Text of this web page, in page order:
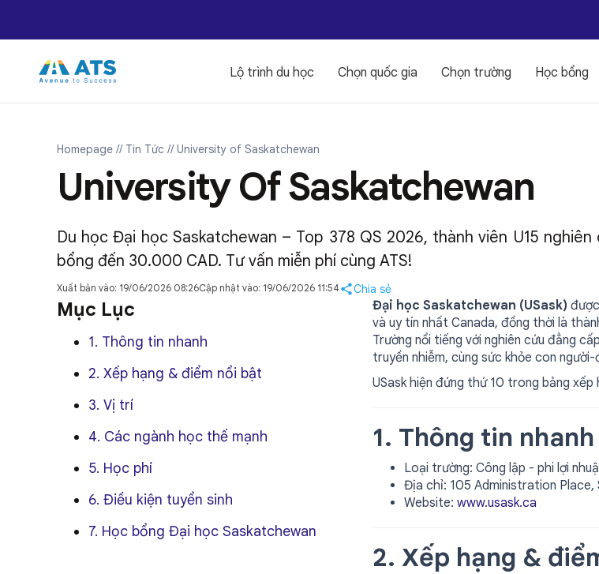
Lộ trình du học Chọn quốc gia Chọn trường Học bổng
Homepage // Tin Tức // University of Saskatchewan
University Of Saskatchewan
Du học Đại học Saskatchewan – Top 378 QS 2026, thành viên U15
bổng đến 30.000 CAD. Tư vấn miễn phí cùng ATS!
Xuất bản vào: 19/06/2026 08:26Cập nhật vào: 19/06/2026 11:54 Chia sẻ
Mục Lục
1. Thông tin nhanh
2. Xếp hạng & điểm nổi bật
3. Vị trí
4. Các ngành học thế mạnh
5. Học phí
6. Điều kiện tuyển sinh
7. Học bổng Đại học Saskatchewan
Đại học Saskatchewan (USask)
và uy tín nhất Canada, đồng thời là
Trường nổi tiếng với nghiên cứu đẳng
truyền nhiễm, cùng sức khỏe con
USask hiện đứng thứ 10 trong bảng
1. Thông tin nhanh
Loại trường: Công lập - phi lợi
Địa chỉ: 105 Administration Place,
Website: www.usask.ca
2. Xếp hạng &